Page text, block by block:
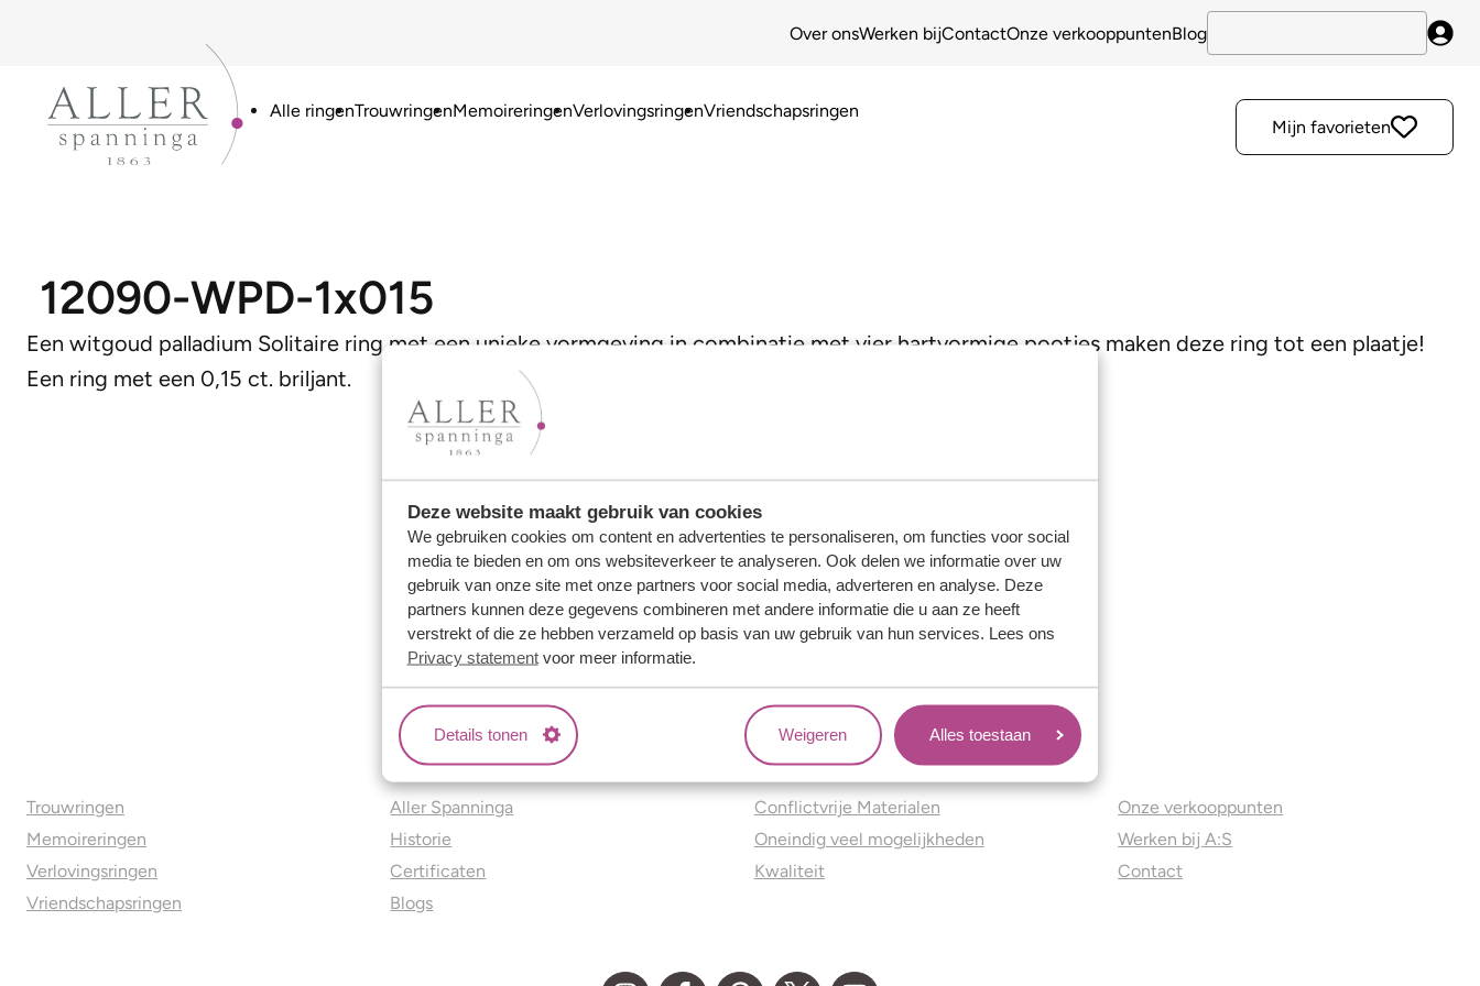
Deze website maakt gebruik van cookies
We gebruiken cookies om content en advertenties te personaliseren, om functies voor social
media te bieden en om ons websiteverkeer te analyseren. Ook delen we informatie over uw
gebruik van onze site met onze partners voor social media, adverteren en analyse. Deze
partners kunnen deze gegevens combineren met andere informatie die u aan ze heeft
verstrekt of die ze hebben verzameld op basis van uw gebruik van hun services. Lees ons
Privacy statementvoor meer informatie.
Details tonen Weigeren Alles toestaan
Over onsWerken bijContactOnze verkooppuntenBlog
Alle ringenTrouwringenMemoireringenVerlovingsringenVriendschapsringen
Mijn favorieten
12090-WPD-1x015
Een witgoud palladium Solitaire ring met een unieke vormgeving in combinatie met vier hartvormige pootjes maken deze ring tot een plaatje!
Een ring met een 0,15 ct. briljant.
Trouwringen
Memoireringen
Verlovingsringen
Vriendschapsringen
Over ons
Aller Spanninga
Historie
Certificaten
Blogs
Jouw voordelen
Conflictvrije Materialen
Oneindig veel mogelijkheden
Kwaliteit
Onze verkooppunten
Werken bij A:S
Contact